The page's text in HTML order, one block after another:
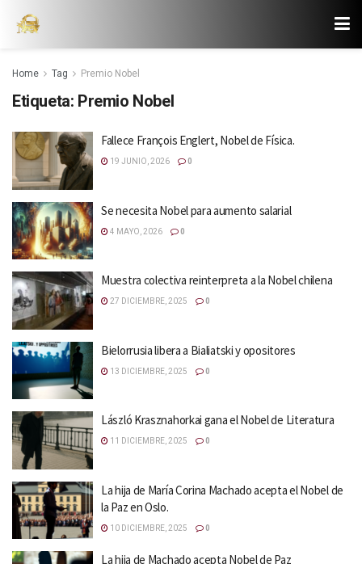
Home Tag Premio Nobel
Etiqueta: Premio Nobel
Fallece François Englert, Nobel de Física.
19 JUNIO, 2026 0
Se necesita Nobel para aumento salarial
4 MAYO, 2026 0
Muestra colectiva reinterpreta a la Nobel chilena
27 DICIEMBRE, 2025 0
Bielorrusia libera a Bialiatski y opositores
13 DICIEMBRE, 2025 0
László Krasznahorkai gana el Nobel de Literatura
11 DICIEMBRE, 2025 0
La hija de María Corina Machado acepta el Nobel de
la Paz en Oslo.
10 DICIEMBRE, 2025 0
La hija de Machado acepta Nobel de Paz